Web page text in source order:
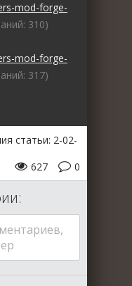
mod-forge-
310)
mod-forge-
317)
статьи: 2-02-
0
627